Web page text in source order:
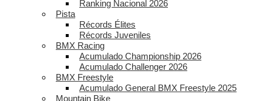
Ranking Nacional 2026
Pista
Récords Élites
Récords Juveniles
BMX Racing
Acumulado Championship 2026
Acumulado Challenger 2026
BMX Freestyle
Acumulado General BMX Freestyle 2025
Mountain Bike